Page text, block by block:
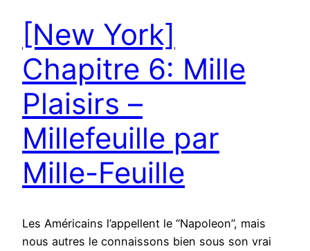
[New York]
Chapitre 6: Mille
Plaisirs –
Millefeuille par
Mille-Feuille
Les Américains l’appellent le “Napoleon”, mais
nous autres le connaissons bien sous son vrai